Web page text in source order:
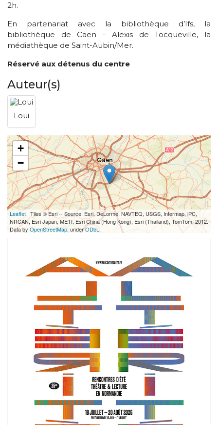
2h.
En partenariat avec la bibliothèque d’Ifs, la
bibliothèque de Caen - Alexis de Tocqueville, la
médiathèque de Saint-Aubin/Mer.
Réservé aux détenus du centre
Auteur(s)
Loui
+
−
Leaflet | Tiles © Esri -- Source: Esri, DeLorme, NAVTEQ, USGS, Intermap, iPC,
NRCAN, Esri Japan, METI, Esri China (Hong Kong), Esri (Thailand), TomTom, 2012.
Data by OpenStreetMap, underODbL .